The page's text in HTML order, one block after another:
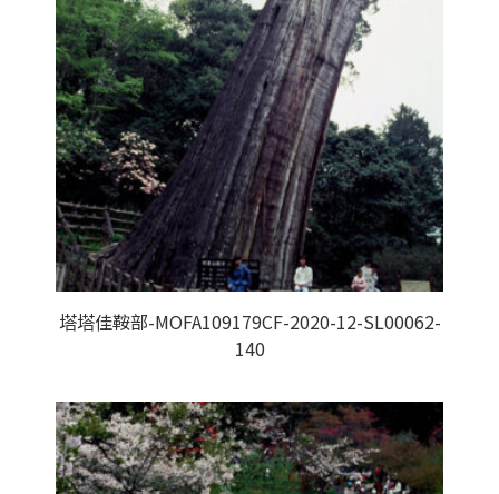
塔塔佳鞍部-MOFA109179CF-2020-12-SL00062-
140